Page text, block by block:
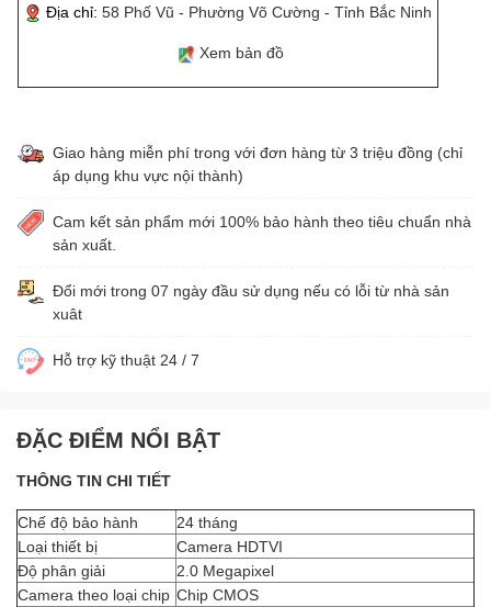
Địa chỉ: 58 Phố Vũ - Phường Võ Cường - Tỉnh Bắc Ninh
Xem bản đồ
Giao hàng miễn phí trong với đơn hàng từ 3 triệu đồng (chỉ
áp dụng khu vực nội thành)
Cam kết sản phẩm mới 100% bảo hành theo tiêu chuẩn nhà
sản xuất.
Đổi mới trong 07 ngày đầu sử dụng nếu có lỗi từ nhà sản
xuât
Hỗ trợ kỹ thuật 24 / 7
ĐẶC ĐIỂM NỔI BẬT
THÔNG TIN CHI TIẾT
Chế độ bảo hành
24 tháng
Loại thiết bị
Camera HDTVI
Độ phân giải
2.0 Megapixel
Camera theo loại chip Chip CMOS